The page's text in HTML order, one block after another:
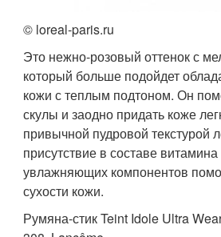
© loreal-paris.ru
Это нежно-розовый оттенок с
который больше подойдет
кожи с теплым подтоном. Он
скулы и заодно придать коже
привычной пудровой текстурой
присутствие в составе
увлажняющих компонентов
сухости кожи.
Румяна-стик Teint Idole Ultra